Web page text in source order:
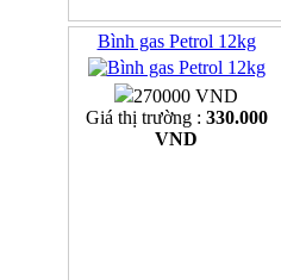
Bình gas Petrol 12kg
270000 VND
Giá thị trường : 330.000
VND